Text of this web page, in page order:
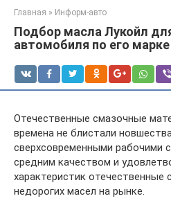
Главная » Информ-авто
Подбор масла Лукойл
автомобиля по его марке
Отечественные смазочные
времена не блистали
сверхсовременными рабочими
средним качеством и
характеристик отечественные
недорогих масел на рынке.